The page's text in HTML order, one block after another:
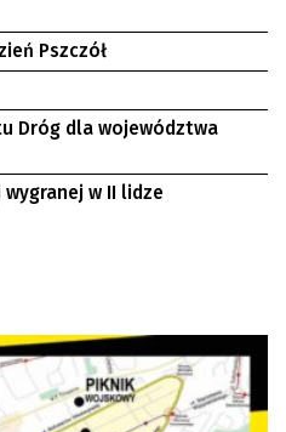
Pszczół
Dróg dla województwa
w II lidze